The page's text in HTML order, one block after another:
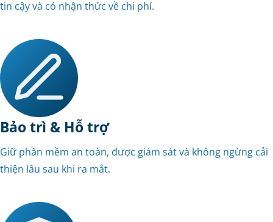
tin cậy và có nhận thức về chi phí.
Bảo trì & Hỗ trợ
Giữ phần mềm an toàn, được giám sát và không ngừng cải
thiện lâu sau khi ra mắt.